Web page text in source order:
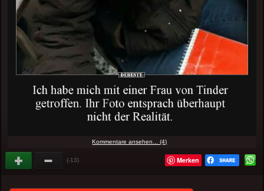
Kommentare ansehen... (4)
(-13) Merken